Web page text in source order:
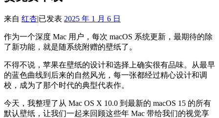
来自 红杏|已发表 2025 年 1 月 6 日
作为一个深度 Mac 用户，每次 macOS 系统更新，最期待的除
了新功能，就是随系统附赠的壁纸了。
不得不说，苹果在壁纸的设计和选择上确实很有品味。从最早
的蓝色曲线到后来的自然风光，每一张都经过精心设计和调
校，成为了那个时代的典型代表作。
今天，我整理了从 Mac OS X 10.0 到最新的 macOS 15 的所有
默认壁纸，让我们一起来回顾这些年 Mac 带给我们的视觉享